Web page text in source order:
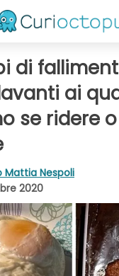
di
ai
se ridere
Mattia Nespoli
2020